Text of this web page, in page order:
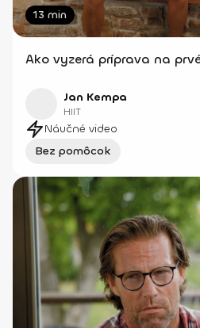
13 min
Ako vyzerá príprava na
Jan Kempa
HIIT
Náučné video
Bez pomôcok